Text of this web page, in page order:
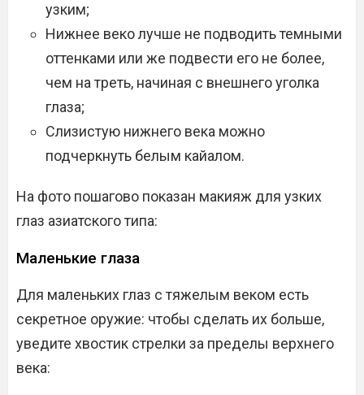
узким;
Нижнее веко лучше не подводить темными
оттенками или же подвести его не более,
чем на треть, начиная с внешнего уголка
глаза;
Слизистую нижнего века можно
подчеркнуть белым кайалом.
На фото пошагово показан макияж для узких
глаз азиатского типа:
Маленькие глаза
Для маленьких глаз с тяжелым веком есть
секретное оружие: чтобы сделать их больше,
уведите хвостик стрелки за пределы верхнего
века: